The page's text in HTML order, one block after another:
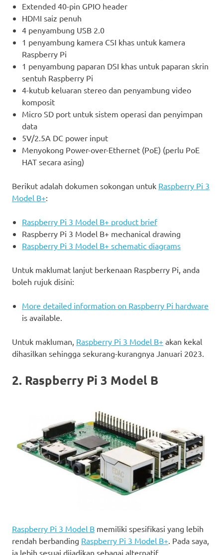
Extended 40-pin GPIO header
HDMI saiz penuh
4 penyambung USB 2.0
1 penyambung kamera CSI khas untuk kamera
Raspberry Pi
1 penyambung paparan DSI khas untuk paparan skrin
sentuh Raspberry Pi
4-kutub keluaran stereo dan penyambung video
komposit
Micro SD port untuk sistem operasi dan penyimpan
data
5V/2.5A DC power input
Menyokong Power-over-Ethernet (PoE) (perlu PoE
HAT secara asing)
Berikut adalah dokumen sokongan untuk Raspberry Pi 3
Model B+:
Raspberry Pi 3 Model B+ product brief
Raspberry Pi 3 Model B+ mechanical drawing
Raspberry Pi 3 Model B+ schematic diagrams
Untuk maklumat lanjut berkenaan Raspberry Pi, anda
boleh rujuk disini:
More detailed information on Raspberry Pi hardware
is available.
Untuk makluman, Raspberry Pi 3 Model B+ akan kekal
dihasilkan sehingga sekurang-kurangnya Januari 2023.
2. Raspberry Pi 3 Model B
Raspberry Pi 3 Model B memiliki spesifikasi yang lebih
rendah berbanding Raspberry Pi 3 Model B+. Pada saya,
ia lebih sesuai dijadikan sebagai alternatif.